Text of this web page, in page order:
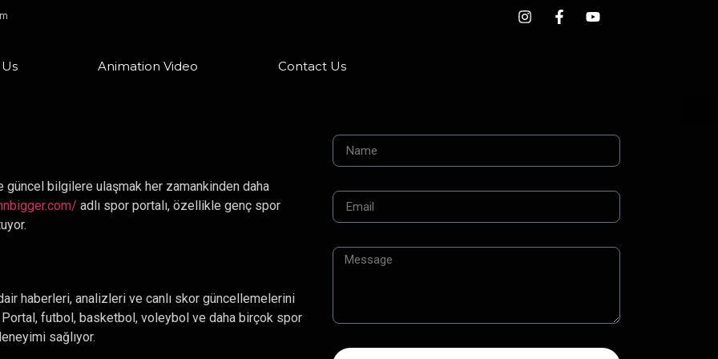
Animation Video Contact Us
güncel bilgilere ulaşmak her zamankinden daha
adlı spor portalı, özellikle genç spor
haberleri, analizleri ve canlı skor güncellemelerini
Portal, futbol, basketbol, voleybol ve daha birçok spor
sağlıyor.